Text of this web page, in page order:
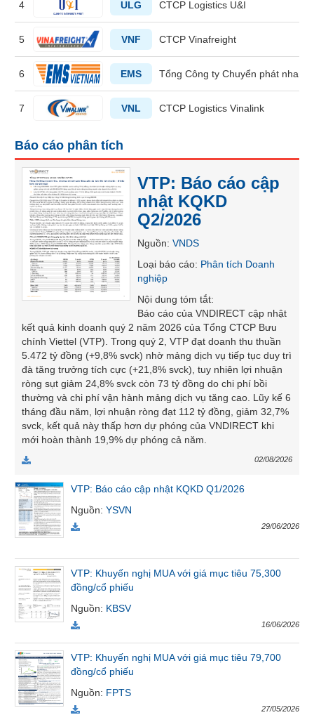
Tâm
lý
thị
trường
4 ULG CTCP Logistics U&I
5 VNF CTCP Vinafreight
6 EMS Tổng Công ty Chuyển phát
7 VNL CTCP Logistics Vinalink
Báo cáo phân tích
VTP: Báo cáo cập
nhật KQKD
Q2/2026
Nguồn:VNDS
Loại báo cáo: Phân tích Doanh
nghiệp
Nội dung tóm tắt:
Báo cáo của VNDIRECT cập nhật
kết quả kinh doanh quý 2 năm 2026 của Tổng CTCP Bưu
chính Viettel (VTP). Trong quý 2, VTP đạt doanh thu thuần
5.472 tỷ đồng (+9,8% svck) nhờ mảng dịch vụ tiếp tục duy trì
đà tăng trưởng tích cực (+21,8% svck), tuy nhiên lợi nhuận
ròng sụt giảm 24,8% svck còn 73 tỷ đồng do chi phí bồi
thường và chi phí vận hành mảng dịch vụ tăng cao. Lũy kế 6
tháng đầu năm, lợi nhuận ròng đạt 112 tỷ đồng, giảm 32,7%
svck, kết quả này thấp hơn dự phóng của VNDIRECT khi
mới hoàn thành 19,9% dự phóng cả năm.
02/08/2026
VTP: Báo cáo cập nhật KQKD Q1/2026
Nguồn:YSVN
29/06/2026
VTP: Khuyến nghị MUA với giá mục tiêu 75,300
đồng/cổ phiếu
Nguồn: KBSV
16/06/2026
VTP: Khuyến nghị MUA với giá mục tiêu 79,700
đồng/cổ phiếu
Nguồn: FPTS
27/05/2026
TIÊU
DÙNG
KHÔNG
THIẾT
TIÊU
DÙNG
THIẾT
YẾU
SÓC
SỨC
KHỎE
TÀI
CHÍNH
CÔNG
NGHỆ
THÔNG
TIN
DỊCH
VỤ
TRUYỀN
THÔNG